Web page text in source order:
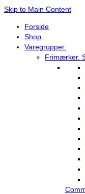
Skip to Main Content
Forside
Shop.
Varegrupper.
Frimærker.